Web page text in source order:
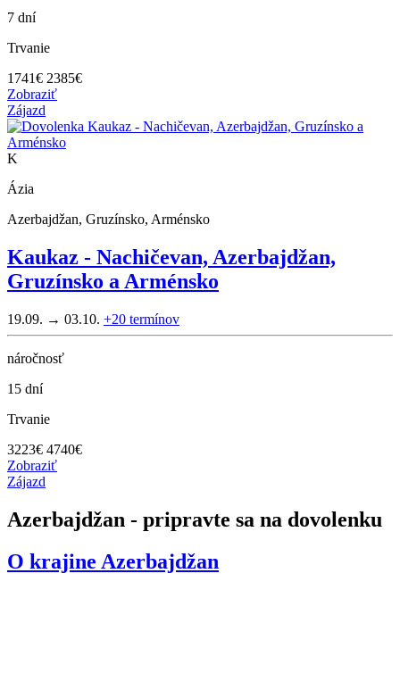
7 dní
Trvanie
1741€ 2385€
Zobraziť
Zájazd
K
Ázia
Azerbajdžan, Gruzínsko, Arménsko
Kaukaz - Nachičevan, Azerbajdžan,
Gruzínsko a Arménsko
19.09. → 03.10. +20 termínov
náročnosť
15 dní
Trvanie
3223€ 4740€
Zobraziť
Zájazd
Azerbajdžan - pripravte sa na dovolenku
O krajine Azerbajdžan